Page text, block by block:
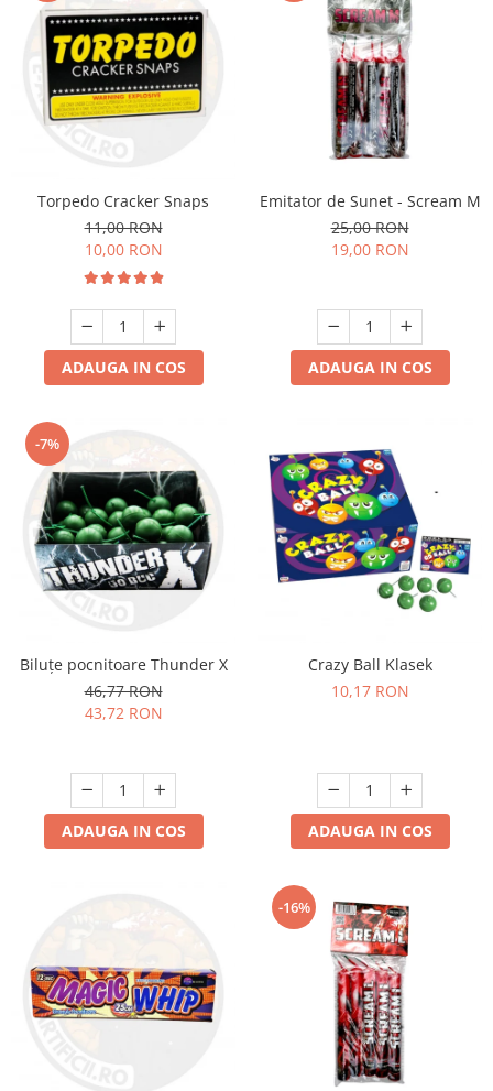
Torpedo Cracker Snaps
11,00 RON
10,00 RON
ADAUGA IN COS
Emitator de Sunet - Scream M
25,00 RON
19,00 RON
ADAUGA IN COS
-7%
Biluțe pocnitoare Thunder X
46,77 RON
43,72 RON
ADAUGA IN COS
Crazy Ball Klasek
10,17 RON
ADAUGA IN COS
-16%